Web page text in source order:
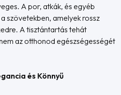
A por, atkák, és egyéb
szövetekben, amelyek rossz
A tisztántartás tehát
az otthonod egészségességét
és Könnyű